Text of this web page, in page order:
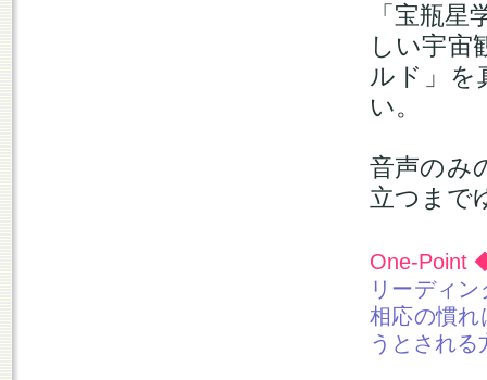
「宝瓶
しい宇宙
ルド」を
い。
音声のみ
立つまで
One-Point
リーディ
相応の慣れ
うとされ